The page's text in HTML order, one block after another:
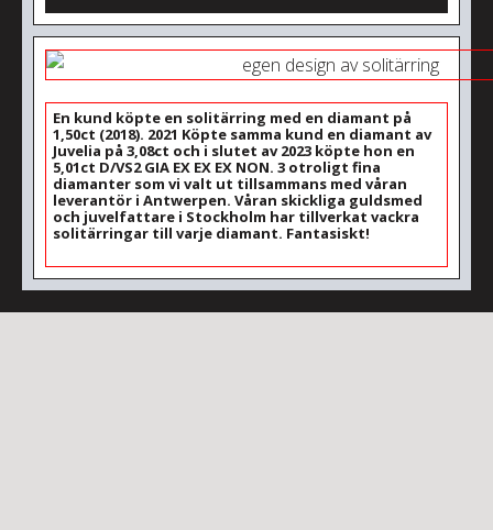
En kund köpte en solitärring med en diamant på
1,50ct (2018). 2021 Köpte samma kund en diamant av
Juvelia på 3,08ct och i slutet av 2023 köpte hon en
5,01ct D/VS2 GIA EX EX EX NON. 3 otroligt fina
diamanter som vi valt ut tillsammans med våran
leverantör i Antwerpen. Våran skickliga guldsmed
och juvelfattare i Stockholm har tillverkat vackra
solitärringar till varje diamant. Fantasiskt!